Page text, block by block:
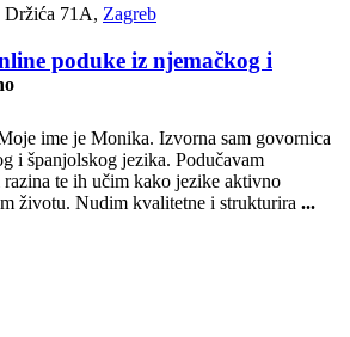
71A, Zagreb
poduke iz njemačkog i
ime je Monika. Izvorna sam govornica
i španjolskog jezika. Podučavam
te ih učim kako jezike aktivno
životu. Nudim kvalitetne i strukturira ...